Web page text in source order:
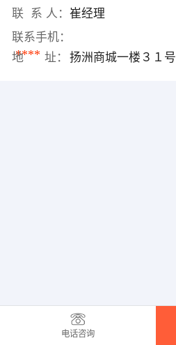
联 系 人： 崔经理
联系手机：
****
地 址： 扬洲商城一楼３１号
电话咨询